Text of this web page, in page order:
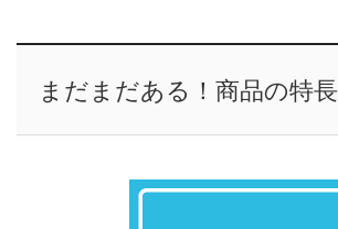
まだまだある！商品の特長